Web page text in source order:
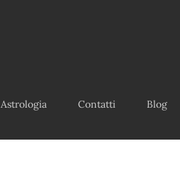
Astrologia Contatti Blog